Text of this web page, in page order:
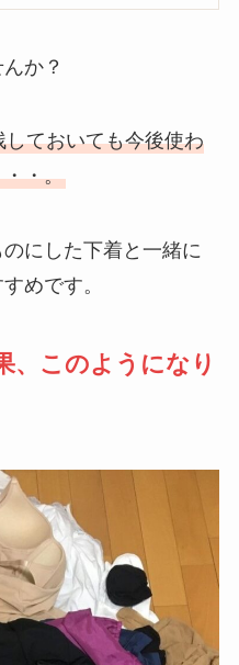
か？
ておいても今後使わ
・。
にした下着と一緒に
めです。
、このようになり